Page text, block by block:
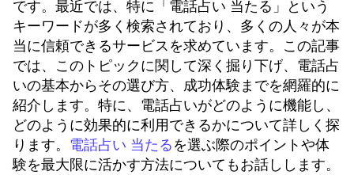
です。最近では、特に「電話占い 当たる」という
キーワードが多く検索されており、多くの人々が本
当に信頼できるサービスを求めています。この記事
では、このトピックに関して深く掘り下げ、電話占
いの基本からその選び方、成功体験までを網羅的に
紹介します。特に、電話占いがどのように機能し、
どのように効果的に利用できるかについて詳しく探
ります。
電話占い 当たるを選ぶ際のポイントや体
験を最大限に活かす方法についてもお話しします。